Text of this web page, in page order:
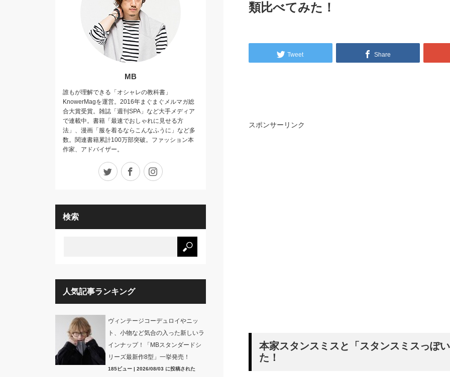
類比べてみた！
Tweet Share
スポンサーリンク
本家スタンスミスと「スタンスミスっぽ
た！
MB
誰もが理解できる「オシャレの教科書」
KnowerMagを運営。2016年まぐまぐメルマガ総
合大賞受賞。雑誌「週刊SPA」など大手メディア
で連載中。書籍「最速でおしゃれに見せる方
法」、漫画「服を着るならこんなふうに」など多
数。関連書籍累計100万部突破。ファッション本
作家、アドバイザー。
Twitter Facebook
検索
人気記事ランキング
ヴィンテージコーデュロイやニッ
ト、小物など気合の入った新しいラ
インナップ！「MBスタンダードシ
リーズ最新作8型」一挙発売！
185ビュー| 2026/08/03 に投稿された